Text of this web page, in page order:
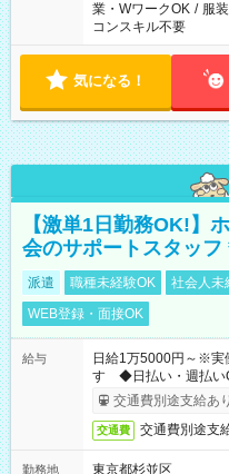
業・WワークOK / 服
コンスキル不要
気になる！
【激単1日勤務OK!】
会のサポートスタッ
派遣 職種未経験OK 社会人未
WEB登録・面接OK
給与
日給1万5000円～※実
す ◆日払い・週払い
も異なります
交通費別途支給あり
交通費 交通費別途支
勤務地
東京都杉並区